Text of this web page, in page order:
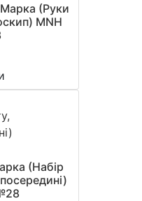
(Руки
MNH
(Набір